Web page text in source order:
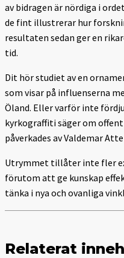
av bidragen är nördiga i
de fint illustrerar hur
resultaten sedan ger en
tid.
Dit hör studiet av en
som visar på influenserna
Öland. Eller varför inte
kyrkograffiti säger om
påverkades av Valdemar
Utrymmet tillåter inte fler
förutom att ge kunskap
tänka i nya och ovanliga
Relaterat